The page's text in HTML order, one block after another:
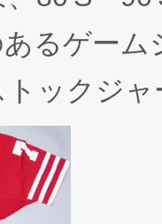
るゲー
ックジ